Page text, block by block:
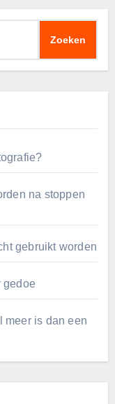
na stoppen
gebruikt worden
gedoe
meer is dan een